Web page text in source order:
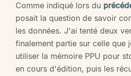
Comme indiqué lors du
posait la question de savoir
les données. J'ai tenté deux
finalement partie sur celle que
utiliser la mémoire PPU pour
en cours d'édition, puis les